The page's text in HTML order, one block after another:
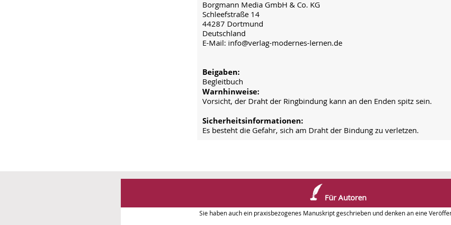
Borgmann Media GmbH & Co. KG
Schleefstraße 14
44287 Dortmund
Deutschland
E-Mail: info@verlag-modernes-lernen.de
Beigaben:
Begleitbuch
Warnhinweise:
Vorsicht, der Draht der Ringbindung kann an den Enden spitz sein.
Sicherheitsinformationen:
Es besteht die Gefahr, sich am Draht der Bindung zu verletzen.
Für Autoren
Sie haben auch ein praxisbezogenes Manuskript geschrieben und denken an eine